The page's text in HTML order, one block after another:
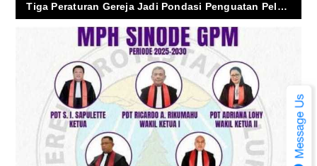
Tiga Peraturan Gereja Jadi Pondasi Penguatan Pelayanan GPM Lima Tahun ke Depan